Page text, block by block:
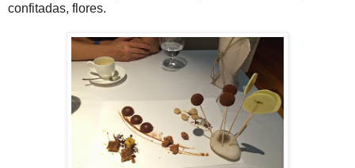
confitadas, flores.